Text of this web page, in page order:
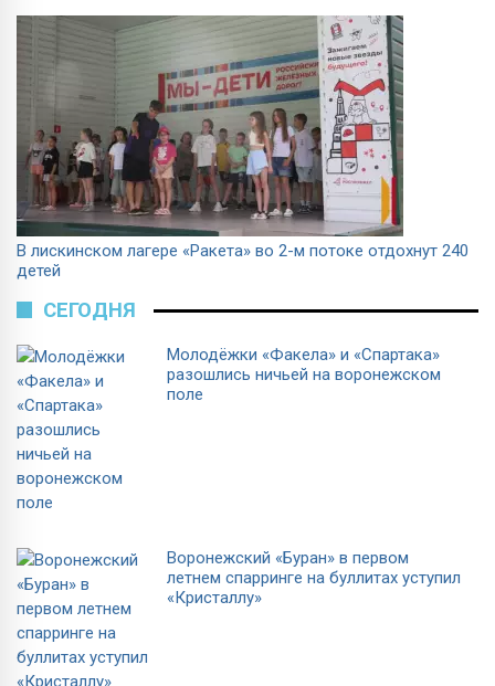
В лискинском лагере «Ракета» во 2-м потоке отдохнут 240
детей
СЕГОДНЯ
Молодёжки «Факела» и «Спартака»
разошлись ничьей на воронежском
поле
Воронежский «Буран» в первом
летнем спарринге на буллитах уступил
«Кристаллу»